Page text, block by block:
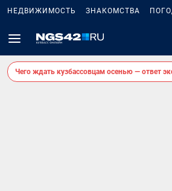
НЕДВИЖИМОСТЬ ЗНАКОМСТВА
Чего ждать кузбассовцам осенью — ответ